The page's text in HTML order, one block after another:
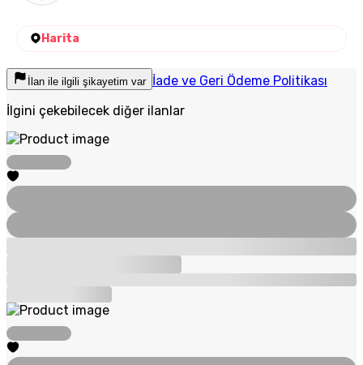
Harita
İlan ile ilgili şikayetim var İade ve Geri Ödeme Politikası
İlgini çekebilecek diğer ilanlar